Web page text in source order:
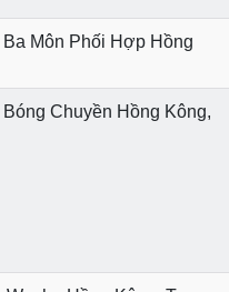
Môn Phối Hợp Hồng
Chuyền Hồng Kông,